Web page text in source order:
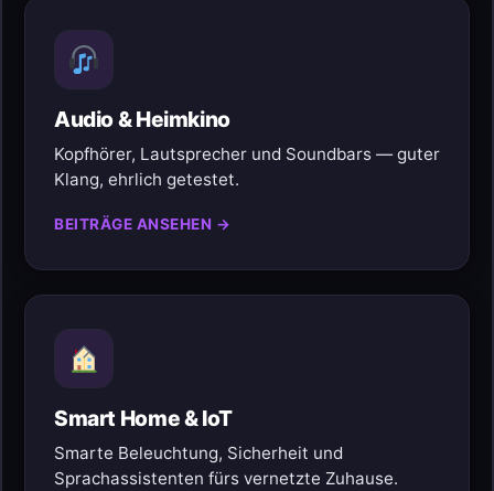
Audio & Heimkino
Kopfhörer, Lautsprecher und Soundbars — guter
Klang, ehrlich getestet.
BEITRÄGE ANSEHEN →
Smart Home & IoT
Smarte Beleuchtung, Sicherheit und
Sprachassistenten fürs vernetzte Zuhause.